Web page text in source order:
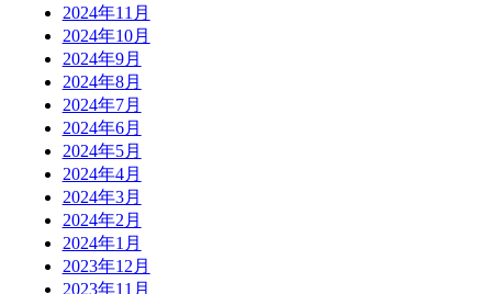
2024年11月
2024年10月
2024年9月
2024年8月
2024年7月
2024年6月
2024年5月
2024年4月
2024年3月
2024年2月
2024年1月
2023年12月
2023年11月